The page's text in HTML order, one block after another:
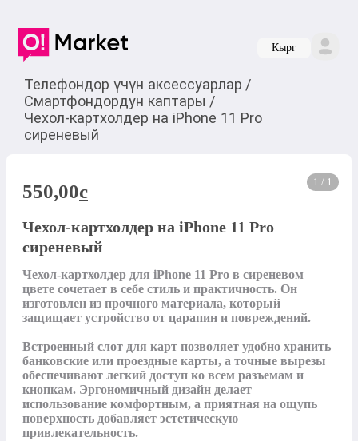
Кырг
Телефондор үчүн аксессуарлар /
Смартфондордун каптары /
Чехол-картхолдер на iPhone 11 Pro
сиреневый
1 / 1
550,00c
Чехол-картхолдер на iPhone 11 Pro
сиреневый
Чехол-картхолдер для iPhone 11 Pro в сиреневом
цвете сочетает в себе стиль и практичность. Он
изготовлен из прочного материала, который
защищает устройство от царапин и повреждений.
Встроенный слот для карт позволяет удобно хранить
банковские или проездные карты, а точные вырезы
обеспечивают легкий доступ ко всем разъемам и
кнопкам. Эргономичный дизайн делает
использование комфортным, а приятная на ощупь
поверхность добавляет эстетическую
привлекательность.